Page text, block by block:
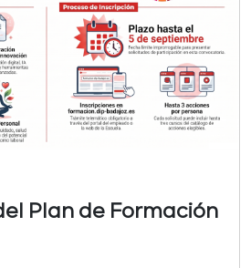
Plan de Formación